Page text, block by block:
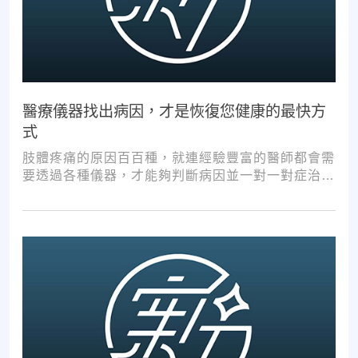
醫療儀器找出病因，才是恢復您健康的最快方
式
肢體疼痛的原因百百種，就連經驗豐富的醫師都會需
要透過各種儀器，才能夠判斷病因並一對一對症治
次推拿、按摩，都難以讓您徹底擺脫不適。